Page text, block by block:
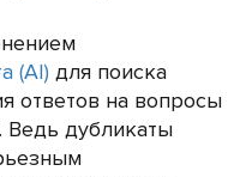
(АI) для поиска
ответов на вопросы
Ведь дубликаты